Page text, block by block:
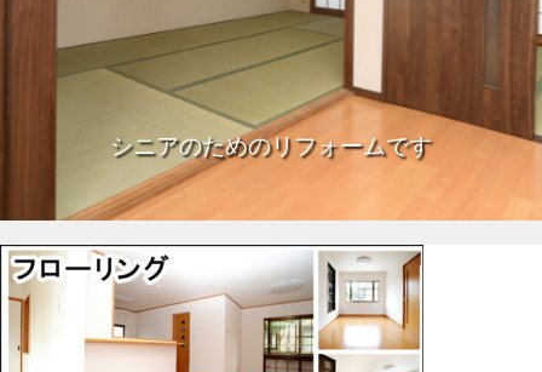
シニアのためのリフォームです
見た目、使い勝手だけでなく高品質なサービス
をよりリーズナブル